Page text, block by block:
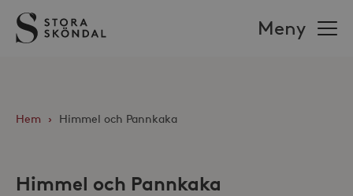
Stora
Sköndal
Meny
Hem › Himmel och Pannkaka
Himmel och Pannkaka